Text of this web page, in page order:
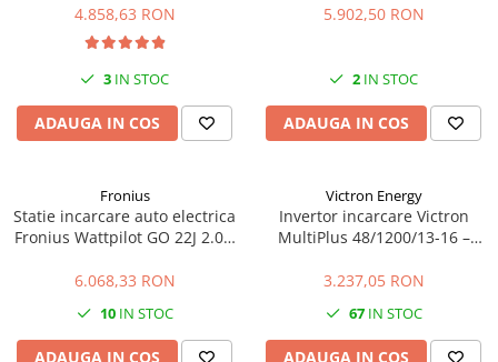
incalzire apa
4.858,63 RON
3 IN STOC
ADAUGA IN COS
inteligent
5.902,50 RON
2 IN STOC
ADAUGA IN COS
Fronius
Statie incarcare auto electrica
Fronius Wattpilot GO 22J 2.0 –
inteligent
6.068,33 RON
10IN STOC
ADAUGA IN COS
Victron Energy
Invertor incarcare Victron
MultiPlus 48/1200/13-16 –
baterii
3.237,05 RON
67IN STOC
ADAUGA IN COS